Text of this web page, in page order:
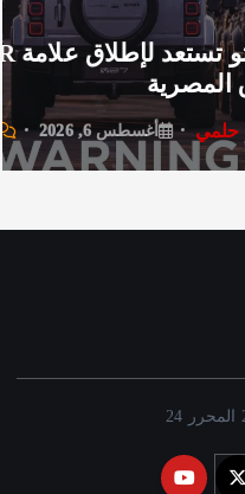
جي بي أوتو تستعد لإطلاق علامة iCAUR
0
42
جي
من